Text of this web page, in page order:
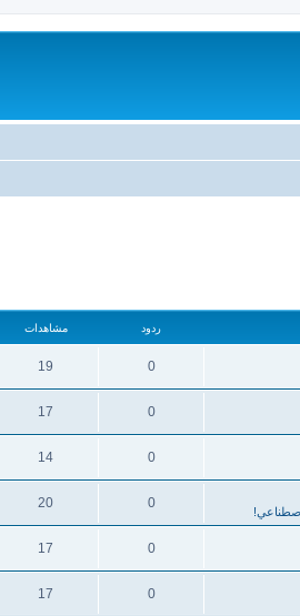
ردود مشاهدات
0
19
0
17
0
14
0
20
0
17
0
17